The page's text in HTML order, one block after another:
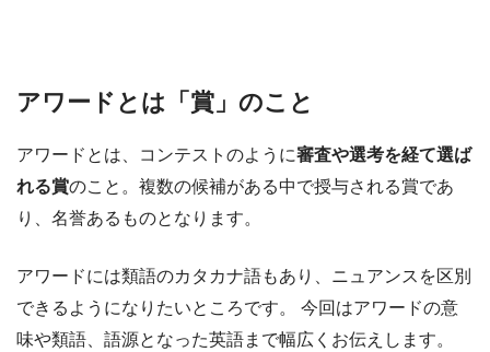
アワードとは「賞」のこと
アワードとは、コンテストのように審査や選考を経て選ば
れる賞のこと。複数の候補がある中で授与される賞であ
り、名誉あるものとなります。
アワードには類語のカタカナ語もあり、ニュアンスを区別
できるようになりたいところです。 今回はアワードの意
味や類語、語源となった英語まで幅広くお伝えします。